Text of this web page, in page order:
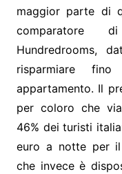
maggior parte di
comparatore
Hundredrooms,
risparmiare
appartamento. Il
per coloro che
46% dei turisti
euro a notte per il
che invece è